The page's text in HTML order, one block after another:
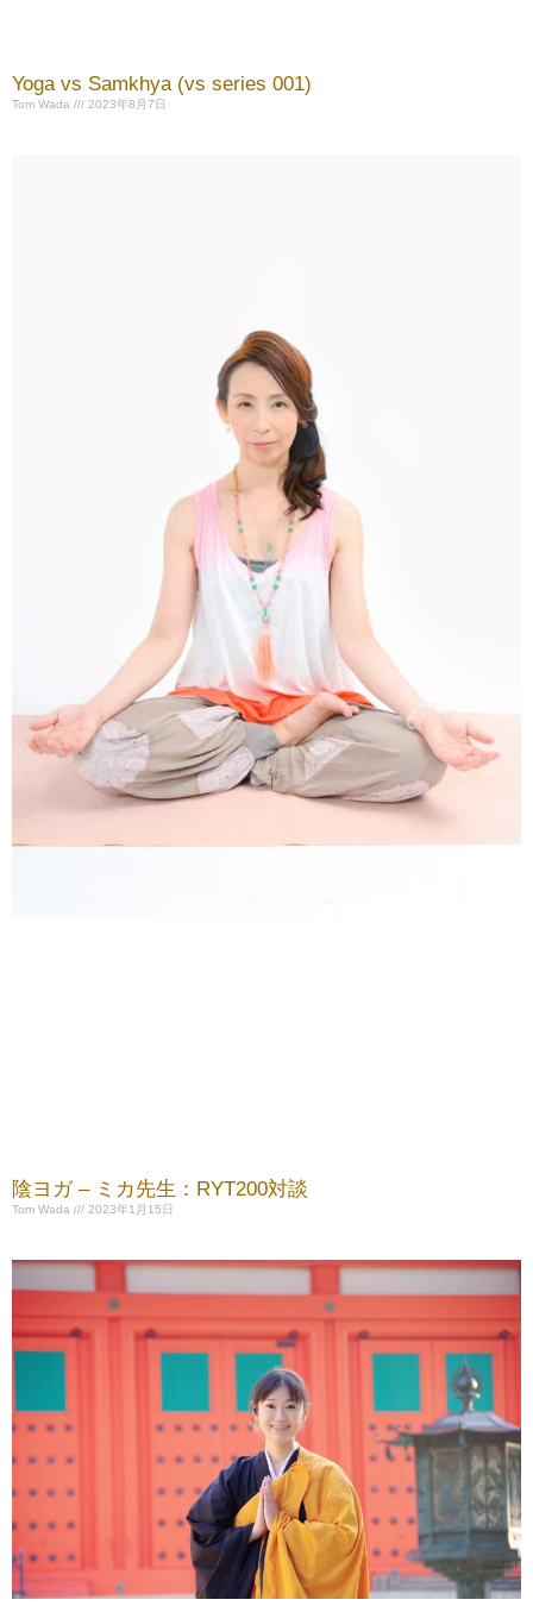
Yoga vs Samkhya (vs series 001)
Tom Wada 2023年8月7日
陰ヨガ – ミカ先生：RYT200対談
Tom Wada 2023年1月15日